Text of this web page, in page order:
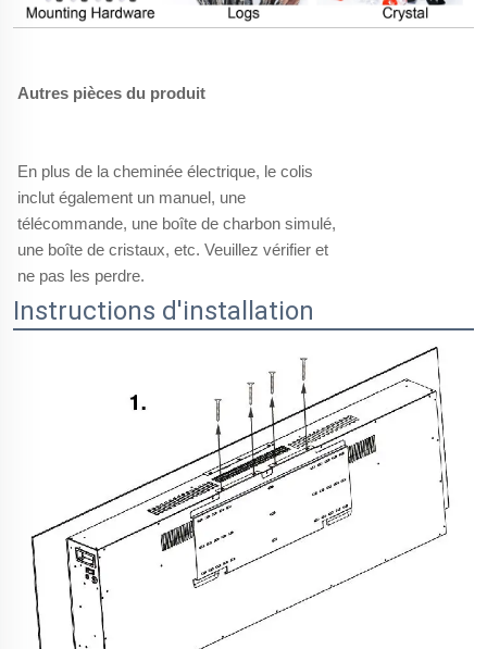
Autres pièces du produit
En plus de la cheminée électrique, le colis
inclut également un manuel, une
télécommande, une boîte de charbon simulé,
une boîte de cristaux, etc. Veuillez vérifier et
ne pas les perdre.
Instructions d'installation